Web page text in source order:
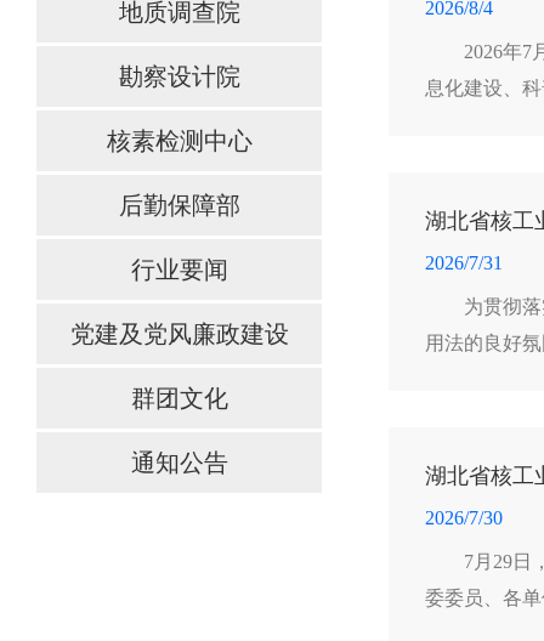
地质调查院
勘察设计院
核素检测中心
后勤保障部
行业要闻
党建及党风廉政建设
群团文化
通知公告
2026/8/4
2026年7
息化建设、
湖北省核工
2026/7/31
为贯彻
用法的良好
湖北省核工
2026/7/30
7月29日
委委员、各